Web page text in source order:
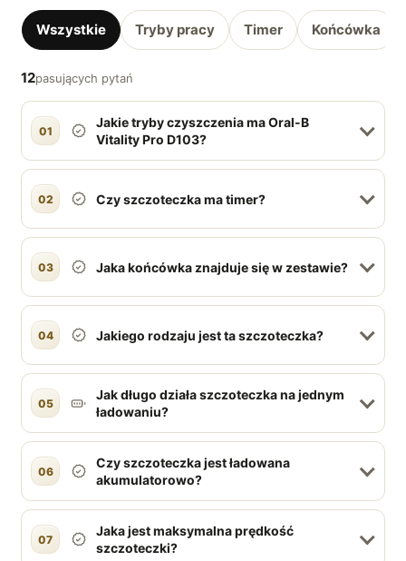
pytaniach
Wszystkie Tryby pracy Timer Końcówka
12pasujących pytań
01
Jakie tryby czyszczenia ma Oral-B
Vitality Pro D103?
02 Czy szczoteczka ma timer?
03 Jaka końcówka znajduje się w zestawie?
04 Jakiego rodzaju jest ta szczoteczka?
05
Jak długo działa szczoteczka na jednym
ładowaniu?
06
Czy szczoteczka jest ładowana
akumulatorowo?
07
Jaka jest maksymalna prędkość
szczoteczki?